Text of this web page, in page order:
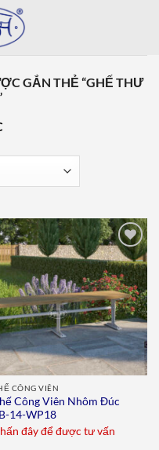
GẮN THẺ “GHẾ THƯ
Add to
wishlist
CÔNG VIÊN
Công Viên Nhôm Đúc
14-WP18
đây để được tư vấn